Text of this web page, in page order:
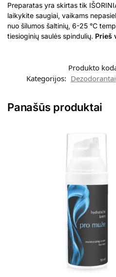
Preparatas yra skirtas tik
laikykite saugiai, vaikams
nuo šilumos šaltinių, 6-25 °C
tiesioginių saulės spindulių. Prieš
Produkto
Kategorijos: Dezodorantai
Panašūs produktai